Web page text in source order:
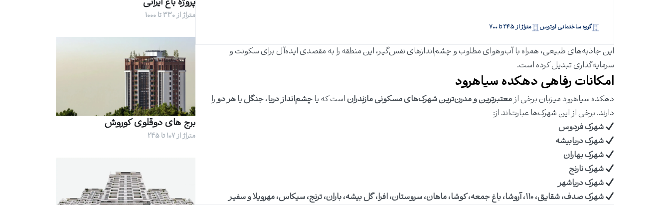
گروه ساختمانی لوتوس متراژ از ۲۴۵ تا ۷۰۰
این جاذبه‌های طبیعی، همراه با آب‌وهوای مطلوب و چشم‌اندازهای نفس‌گیر، این منطقه را به مقصدی ایده‌آل برای سکونت و
سرمایه‌گذاری تبدیل کرده است.
امکانات رفاهی دهکده سیاهرود
دهکده سیاهرود میزبان برخی ازمعتبرترین و مدرن‌ترین شهرک‌های مسکونی مازندراناست که یاچشم‌انداز دریا،جنگلیاهر دورا
دارند. برخی از این شهرک‌ها عبارت‌اند از:
شهرک فردوس
شهرک دریابیشه
شهرک بهاران
شهرک نارنج
شهرک دریاشهر
شهرک صدف، شقایق، ۱۱۰، آروشا، باغ جمعه، کوشا، ماهان، سروستان، افرا، گل بیشه، باران، ترنج، سیکاس، مهرویلا و سفیر
متراژ از 330 تا 1000
برج های دوقلوی کوروش
متراژ از 107 تا 245